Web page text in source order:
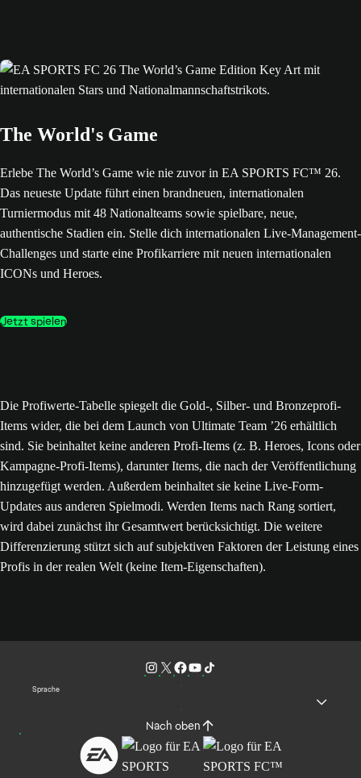
The World's Game
Erlebe The World’s Game wie nie zuvor in EA SPORTS FC™ 26.
Das neueste Update führt einen brandneuen, internationalen
Turniermodus mit 48 Nationalteams sowie spielbare, neue,
authentische Stadien ein. Stelle dich internationalen Live-Management-
Challenges und starte eine Profikarriere mit neuen internationalen
ICONs und Heroes.
Jetzt spielen
Die Profiwerte-Tabelle spiegelt die Gold-, Silber- und Bronzeprofi-
Items wider, die bei dem Launch von Ultimate Team ’26 erhältlich
sind. Sie beinhaltet keine anderen Profi-Items (z. B. Heroes, Icons oder
Kampagne-Profi-Items), darunter Items, die nach der Veröffentlichung
hinzugefügt werden. Außerdem beinhaltet sie keine Live-Form-
Updates aus anderen Spielmodi. Werden Items nach Rang sortiert,
wird dabei zunächst ihr Gesamtwert berücksichtigt. Die weitere
Differenzierung stützt sich auf subjektiven Faktoren der Leistung eines
Profis in der realen Welt (keine Item-Eigenschaften).
Sprache
Nach oben